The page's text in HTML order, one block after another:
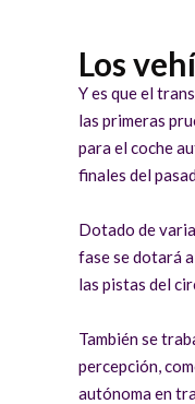
Los
Y es que el
las primeras
para el coche
finales del
Dotado de
fase se dotará
las pistas del
También se
percepción,
autónoma en